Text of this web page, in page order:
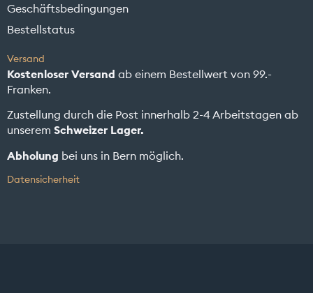
Geschäftsbedingungen
Bestellstatus
Versand
Kostenloser Versand ab einem Bestellwert von 99.-
Franken.
Zustellung durch die Post innerhalb 2-4 Arbeitstagen ab
unserem Schweizer Lager.
Abholung bei uns in Bern möglich.
Datensicherheit